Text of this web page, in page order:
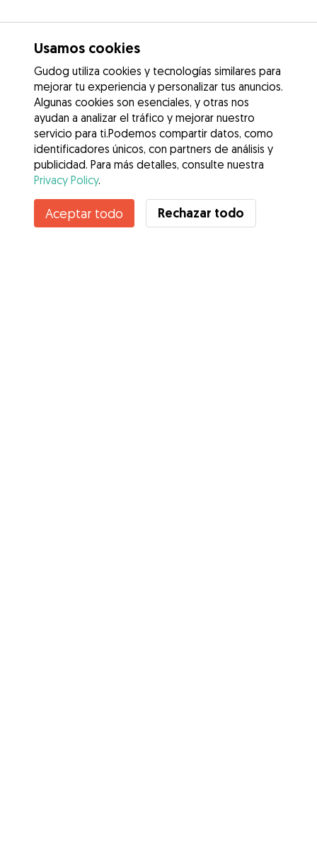
Usamos cookies
Gudog utiliza cookies y tecnologías similares para
mejorar tu experiencia y personalizar tus anuncios.
Algunas cookies son esenciales, y otras nos
ayudan a analizar el tráfico y mejorar nuestro
servicio para ti.Podemos compartir datos, como
identificadores únicos, con partners de análisis y
publicidad. Para más detalles, consulte nuestra
Privacy Policy.
Aceptar todo Rechazar todo